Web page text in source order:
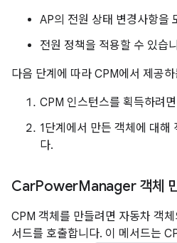
AP의 전원 상태 변경사항을
전원 정책을 적용할 수 있습
다음 단계에 따라 CPM에서 제공
CPM 인스턴스를 획득하려
1단계에서 만든 객체에 대해
다.
CarPowerManager 객체
CPM 객체를 만들려면 자동차 객체
서드를 호출합니다. 이 메서드는